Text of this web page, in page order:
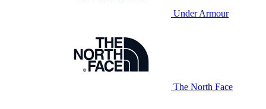
Under Armour
The North Face